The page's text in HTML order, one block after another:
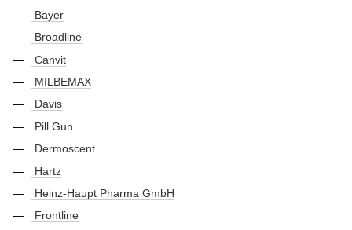
Bayer
Broadline
Canvit
MILBEMAX
Davis
Pill Gun
Dermoscent
Hartz
Heinz-Haupt Pharma GmbH
Frontline